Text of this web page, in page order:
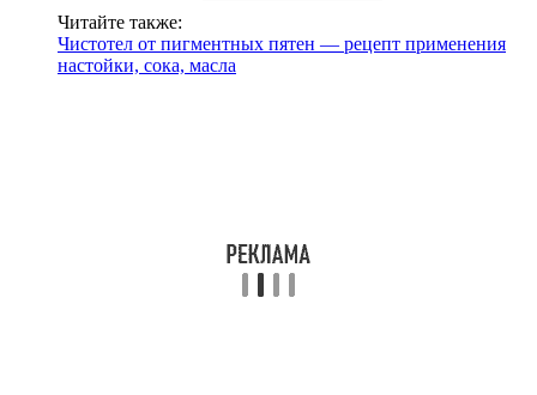
Читайте также:
Чистотел от пигментных пятен — рецепт применения
настойки, сока, масла